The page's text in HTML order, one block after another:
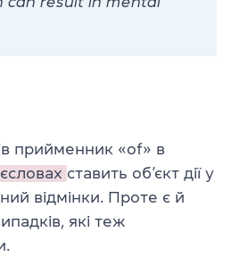
прийменник «of» в
ставить об’єкт дії у
відмінки. Проте є й
які теж